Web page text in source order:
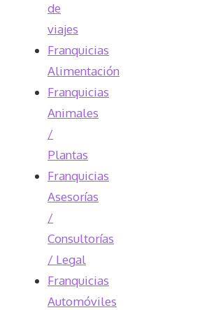
de
viajes
Franquicias
Alimentación
Franquicias
Animales
/
Plantas
Franquicias
Asesorías
/
Consultorías
/ Legal
Franquicias
Automóviles